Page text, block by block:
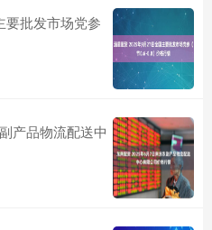
要批发市场党参
产品物流配送中